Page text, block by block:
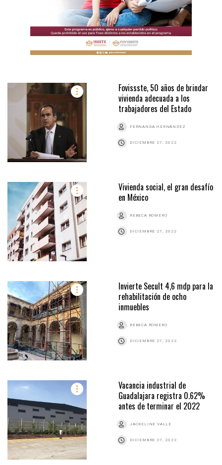
Fovissste, 50 años de brindar
vivienda adecuada a los
trabajadores del Estado
FERNANDA HERNÁNDEZ
DICIEMBRE 27, 2022
Vivienda social, el gran desafío
en México
REBECA ROMERO
DICIEMBRE 27, 2022
Invierte Secult 4,6 mdp para la
rehabilitación de ocho
inmuebles
REBECA ROMERO
DICIEMBRE 27, 2022
Vacancia industrial de
Guadalajara registra 0.62%
antes de terminar el 2022
JACKELINE VALLE
DICIEMBRE 27, 2022